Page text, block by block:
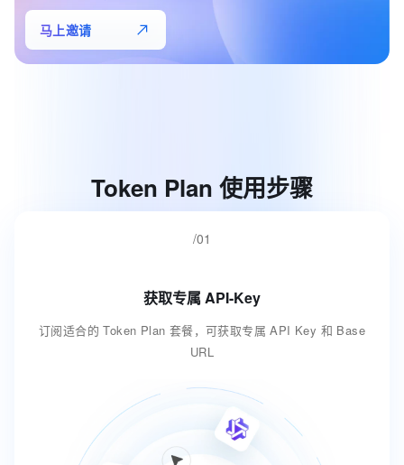
马上邀请
Token Plan 使用步骤
/01
获取专属 API-Key
订阅适合的 Token Plan 套餐，可获取专属 API Key 和 Base
URL